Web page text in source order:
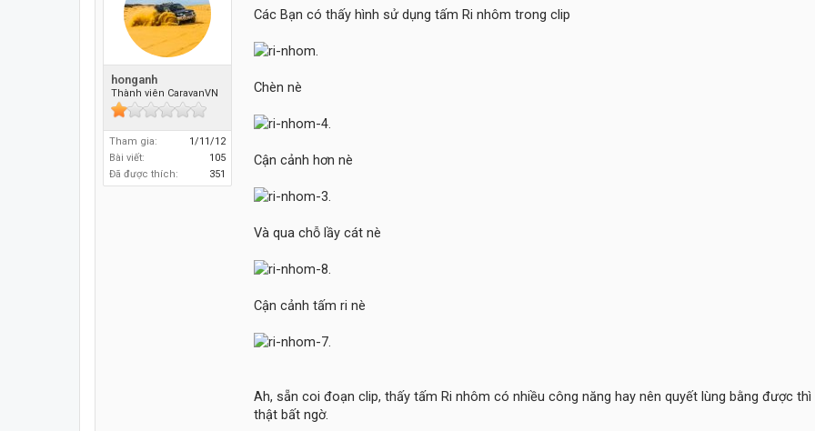
honganh
Thành viên CaravanVN
Tham gia:
1/11/12
Bài viết:
105
Đã được thích:
351
Các Bạn có thấy hình sử dụng tấm Ri nhôm trong clip
Chèn nè
Cận cảnh hơn nè
Và qua chỗ lầy cát nè
Cận cảnh tấm ri nè
Ah, sẵn coi đoạn clip, thấy tấm Ri nhôm có nhiều công năng hay nên quyết lùng bằng được thì
thật bất ngờ.